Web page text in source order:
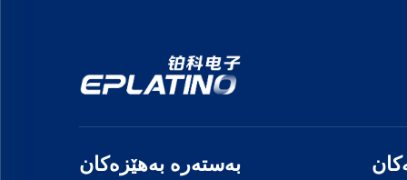
بەستەرە بەهێزەکان